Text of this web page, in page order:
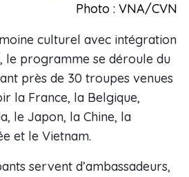
Photo : VNA/CVN
culturel avec intégration
le programme se déroule du
près de 30 troupes venues
la France, la Belgique,
le Japon, la Chine, la
et le Vietnam.
servent d’ambassadeurs,